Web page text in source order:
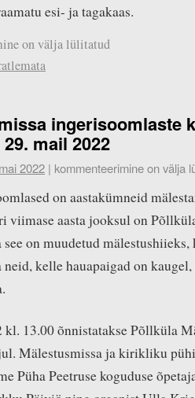
esi- ja tagakaas.
on välja lülitatud
ingerisoomlaste
mail 2022
2022 | kommenteerimine on välja
on aastakümneid
viimase aasta jooksul on
on muudetud mälestushiieks,
kelle hauapaigad on
kl. 13.00 õnnistatakse Põllküla
Mälestusmissa ja kirikliku
Püha Peetruse koguduse